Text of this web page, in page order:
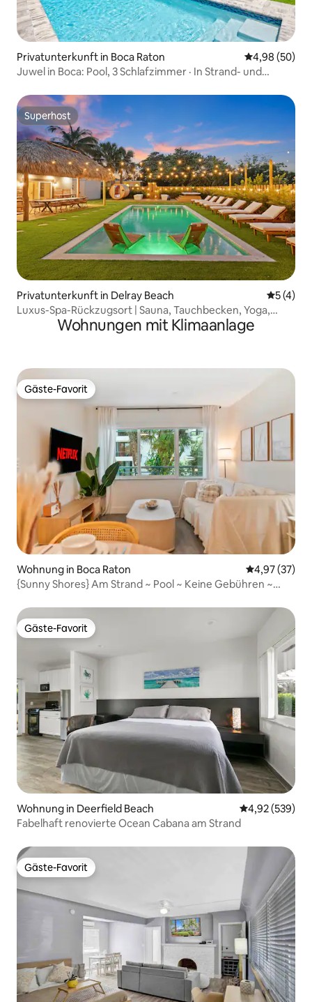
Privatunterkunft in Boca Raton
4,98 (50)
Juwel in Boca: Pool, 3 Schlafzimmer · In Strand- und
Superhost
Superhost
Privatunterkunft in Delray Beach
5 (4)
Luxus-Spa-Rückzugsort | Sauna, Tauchbecken, Yoga,
PickleballWohnungen mit Klimaanlage
Gäste-Favorit
Gäste-Favorit
Wohnung in Boca Raton
4,97 (37)
{Sunny Shores} Am Strand ~ Pool ~ Keine Gebühren ~
Gäste-Favorit
Gäste-Favorit
Wohnung in Deerfield Beach
4,92 (539)
Fabelhaft renovierte Ocean Cabana am Strand
Gäste-Favorit
Gäste-Favorit